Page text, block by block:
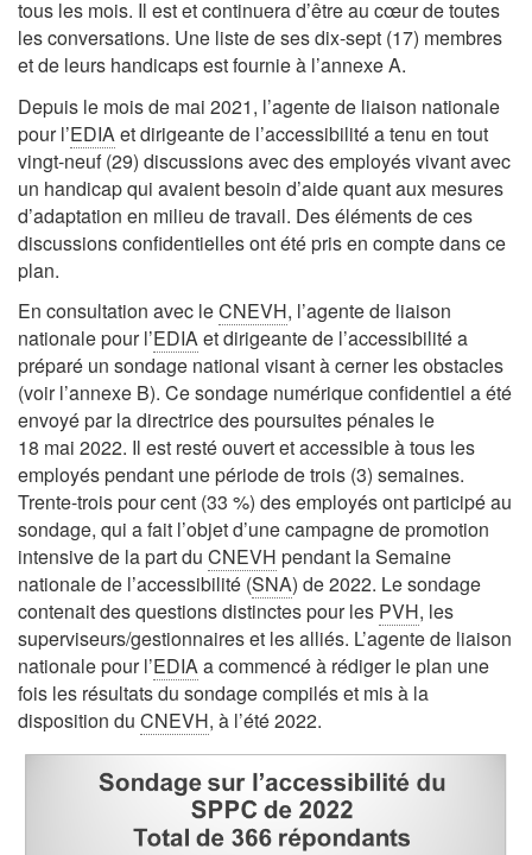
tous les mois. Il est et continuera d’être au cœur de toutes
les conversations. Une liste de ses dix-sept (17) membres
et de leurs handicaps est fournie à l’annexe A.
Depuis le mois de mai 2021, l’agente de liaison nationale
pour l’EDIAet dirigeante de l’accessibilité a tenu en tout
vingt-neuf (29) discussions avec des employés vivant avec
un handicap qui avaient besoin d’aide quant aux mesures
d’adaptation en milieu de travail. Des éléments de ces
discussions confidentielles ont été pris en compte dans ce
plan.
En consultation avec leCNEVH, l’agente de liaison
nationale pour l’EDIAet dirigeante de l’accessibilité a
préparé un sondage national visant à cerner les obstacles
(voir l’annexe B). Ce sondage numérique confidentiel a été
envoyé par la directrice des poursuites pénales le
18 mai 2022. Il est resté ouvert et accessible à tous les
employés pendant une période de trois (3) semaines.
Trente-trois pour cent (33 %) des employés ont participé au
sondage, qui a fait l’objet d’une campagne de promotion
intensive de la part du CNEVH pendant la Semaine
nationale de l’accessibilité (SNA) de 2022. Le sondage
contenait des questions distinctes pour les PVH, les
superviseurs/gestionnaires et les alliés. L’agente de liaison
nationale pour l’EDIAa commencé à rédiger le plan une
fois les résultats du sondage compilés et mis à la
disposition du CNEVH, à l’été 2022.